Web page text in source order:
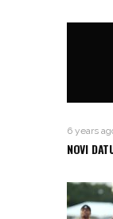
6 years
NOVI